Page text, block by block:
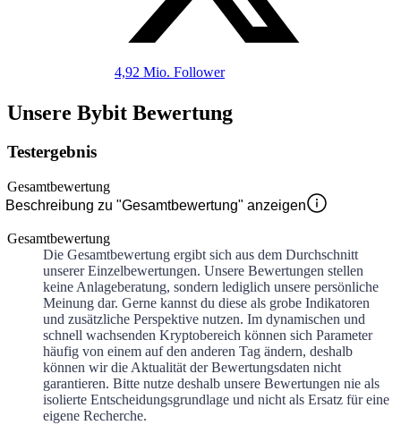
4,92 Mio. Follower
Unsere Bybit Bewertung
Testergebnis
Gesamtbewertung
Beschreibung zu "Gesamtbewertung" anzeigen
Gesamtbewertung
Die Gesamtbewertung ergibt sich aus dem Durchschnitt
unserer Einzelbewertungen. Unsere Bewertungen stellen
keine Anlageberatung, sondern lediglich unsere persönliche
Meinung dar. Gerne kannst du diese als grobe Indikatoren
und zusätzliche Perspektive nutzen. Im dynamischen und
schnell wachsenden Kryptobereich können sich Parameter
häufig von einem auf den anderen Tag ändern, deshalb
können wir die Aktualität der Bewertungsdaten nicht
garantieren. Bitte nutze deshalb unsere Bewertungen nie als
isolierte Entscheidungsgrundlage und nicht als Ersatz für eine
eigene Recherche.